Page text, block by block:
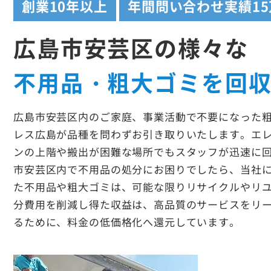
創業10年以上 年間問い合わせ実績
広島市安芸区の様々な
不用品・粗大ゴミを回
広島市安芸区内のご家庭、事業活動で不要になった
レス広島が品種を問わずお引き取りいたします。エ
ンの上階や搬出が困難な場所でもスタッフが迅速に
市安芸区内で不用品の処分にお困りでしたら、当社
た不用品や粗大ゴミは、可能な限りリサイクルやリ
分費用を削減し得た収益は、高品質のサービスをリ
るために、料金の低価格化へ還元しています。